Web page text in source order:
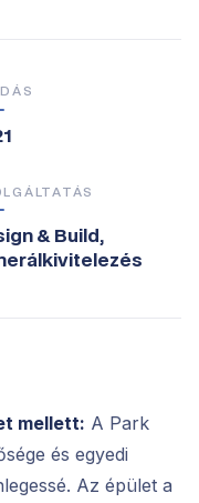
& Build,
mellett: A Park
és egyedi
Az épület a